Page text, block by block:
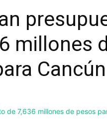
millones
Cancún